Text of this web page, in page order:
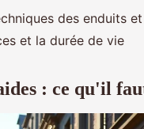
des enduits
et la durée de vie
: ce qu'il